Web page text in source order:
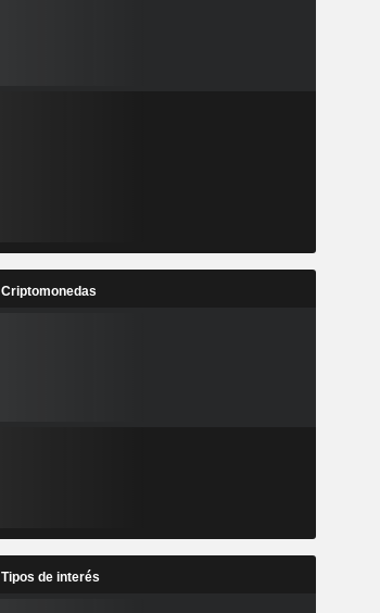
Criptomonedas
Tipos de interés